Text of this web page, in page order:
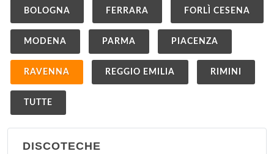
BOLOGNA FERRARA FORLÌ CESENA
MODENA PARMA PIACENZA
RAVENNA REGGIO EMILIA RIMINI
TUTTE
DISCOTECHE